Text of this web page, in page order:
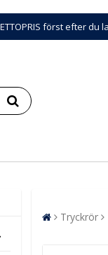
först efter du
Tryckrör